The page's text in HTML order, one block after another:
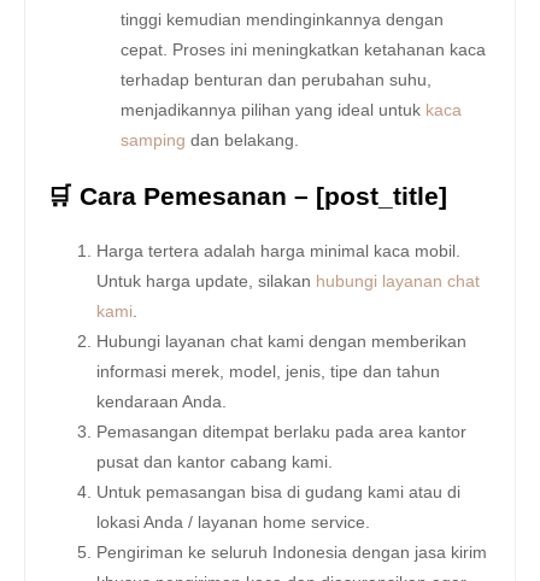
tinggi kemudian mendinginkannya dengan
cepat. Proses ini meningkatkan ketahanan kaca
terhadap benturan dan perubahan suhu,
menjadikannya pilihan yang ideal untuk kaca
samping dan belakang.
🛒 Cara Pemesanan – [post_title]
Harga tertera adalah harga minimal kaca mobil.
Untuk harga update, silakan hubungi layanan chat
kami
Hubungi layanan chat kami dengan memberikan
informasi merek, model, jenis, tipe dan tahun
kendaraan Anda.
Pemasangan ditempat berlaku pada area kantor
pusat dan kantor cabang kami.
Untuk pemasangan bisa di gudang kami atau di
lokasi Anda / layanan home service.
Pengiriman ke seluruh Indonesia dengan jasa kirim